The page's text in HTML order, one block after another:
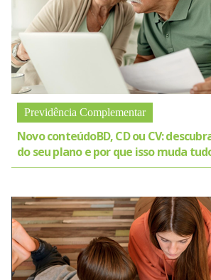
Previdência Complementar
Novo conteúdoBD, CD ou CV:
do seu plano e por que isso muda